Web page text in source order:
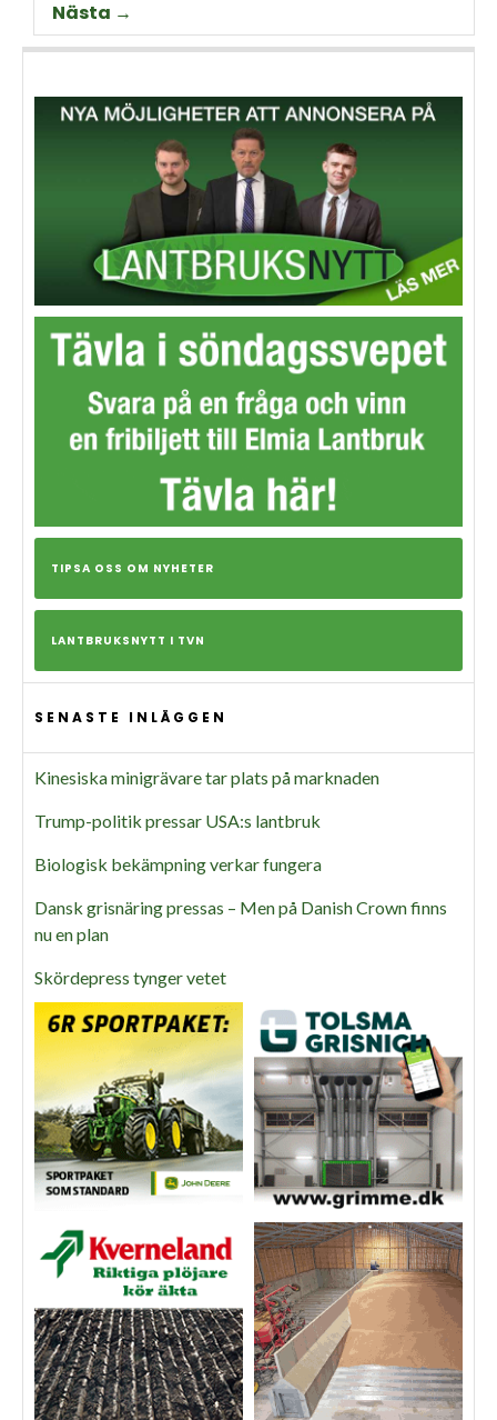
slakteribranchens
utmaningar framöver.
Nästa →
TIPSA OSS OM NYHETER
LANTBRUKSNYTT I TVN
SENASTE INLÄGGEN
Kinesiska minigrävare tar plats på marknaden
Trump-politik pressar USA:s lantbruk
Biologisk bekämpning verkar fungera
Dansk grisnäring pressas – Men på Danish Crown finns
nu en plan
Skördepress tynger vetet